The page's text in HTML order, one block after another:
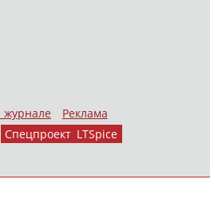
Реклама
Спецпроект LTSpice